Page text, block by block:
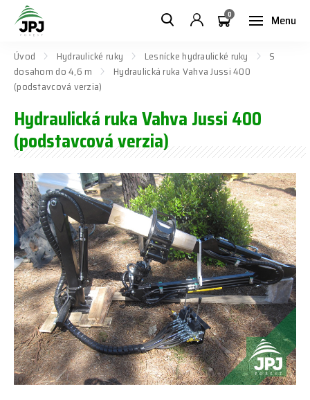
Menu
0
Úvod Hydraulické ruky Lesnícke hydraulické ruky
S
dosahom do 4,6 m
Hydraulická ruka Vahva Jussi 400
(podstavcová verzia)
Hydraulická ruka Vahva Jussi 400
(podstavcová verzia)